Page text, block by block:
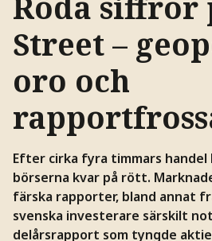
Street –
oro och
Efter cirka fyra timmars handel
börserna kvar på rött.
färska rapporter, bland annat
svenska investerare särskilt
delårsrapport som tyngde